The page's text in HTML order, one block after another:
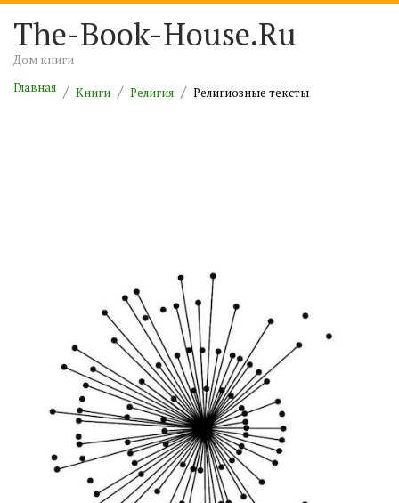
The-Book-House.Ru
Дом книги
Главная
Книги Религия Религиозные тексты